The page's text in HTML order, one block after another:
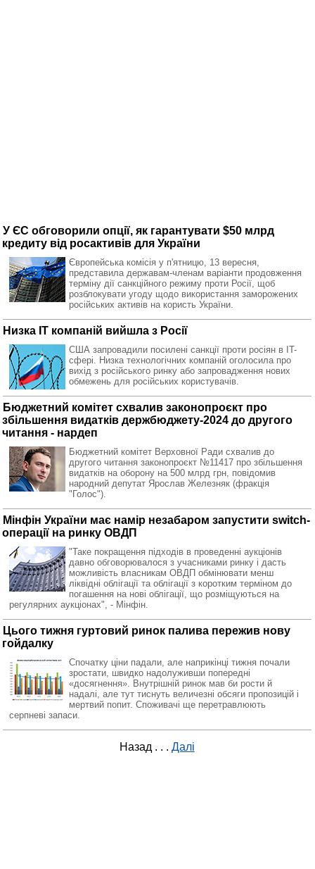
У ЄС обговорили опції, як гарантувати $50 млрд
кредиту від росактивів для України
Європейська комісія у п'ятницю, 13 вересня,
представила державам-членам варіанти продовження
терміну дії санкційного режиму проти Росії, щоб
розблокувати угоду щодо використання заморожених
російських активів на користь України.
Низка ІТ компаній вийшла з Росії
США запровадили посилені санкції проти росіян в IT-
сфері. Низка технологічних компаній оголосила про
вихід з російського ринку або запровадження нових
обмежень для російських користувачів.
Бюджетний комітет схвалив законопроєкт про
збільшення видатків держбюджету-2024 до другого
читання - нардеп
Бюджетний комітет Верховної Ради схвалив до
другого читання законопроєкт №11417 про збільшення
видатків на оборону на 500 млрд грн, повідомив
народний депутат Ярослав Железняк (фракція
"Голос").
Мінфін України має намір незабаром запустити switch-
операції на ринку ОВДП
"Таке покращення підходів в проведенні аукціонів
давно обговорювалося з учасниками ринку і дасть
можливість власникам ОВДП обмінювати менш
ліквідні облігації та облігації з коротким терміном до
погашення на нові облігації, що розміщуються на
регулярних аукціонах", - Мінфін.
Цього тижня гуртовий ринок палива пережив нову
гойдалку
Спочатку ціни падали, але наприкінці тижня почали
зростати, швидко надолуживши попередні
«досягнення». Внутрішній ринок мав би рости й
надалі, але тут тиснуть величезні обсяги пропозицій і
мертвий попит. Споживачі ще перетравлюють
серпневі запаси.
Назад . . . Далі